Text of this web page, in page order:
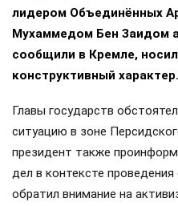
лидером Объединённых
Мухаммедом Бен Заидом
сообщили в Кремле,
конструктивный характер.
Главы государств
ситуацию в зоне
президент также
дел в контексте
обратил внимание на